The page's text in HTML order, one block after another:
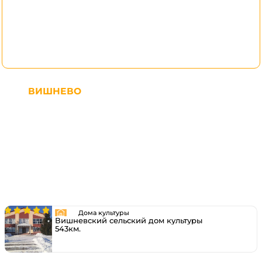
ВИШНЕВО
Дома культуры
Вишневский сельский дом культуры
543км.